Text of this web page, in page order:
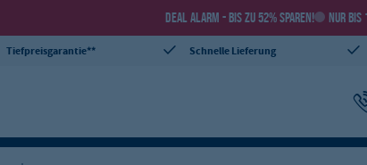
DEAL ALARM - BIS ZU 52% SPAREN! NUR
Tiefpreisgarantie** Schnelle Lieferung